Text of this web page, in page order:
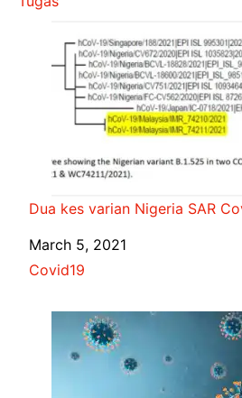
Dua kes varian Nigeria SAR
Date
March 5, 2021
In relation to
Covid19